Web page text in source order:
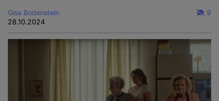
Gisa Bodenstein
28.10.2024
9